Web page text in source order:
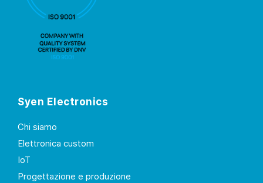
Syen Electronics
Chi siamo
Elettronica custom
IoT
Progettazione e produzione